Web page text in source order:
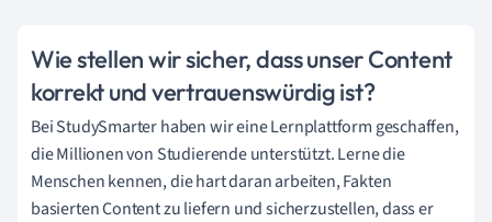
Wie stellen wir sicher, dass unser Content
korrekt und vertrauenswürdig ist?
Bei StudySmarter haben wir eine Lernplattform geschaffen,
die Millionen von Studierende unterstützt. Lerne die
Menschen kennen, die hart daran arbeiten, Fakten
basierten Content zu liefern und sicherzustellen, dass er